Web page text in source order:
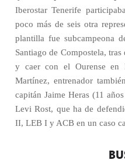
Iberostar Tenerife
poco más de seis otra
plantilla fue subcampeona
Santiago de Compostela,
y caer con el Ourense
Martínez, entrenador
capitán Jaime Heras (11
Levi Rost, que ha de
II, LEB I y ACB en un caso